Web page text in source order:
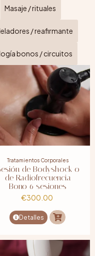
Masaje / rituales
/ reafirmante
bonos / circuitos
Tratamientos Corporales
de Bodyshock o
de Radiofrecuencia
Bono 6 sesiones
€300.00
Detalles